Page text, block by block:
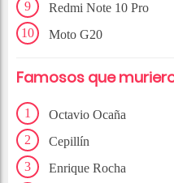
Redmi Note 10 Pro
Moto G20
Famosos que
Octavio Ocaña
Cepillín
Enrique Rocha